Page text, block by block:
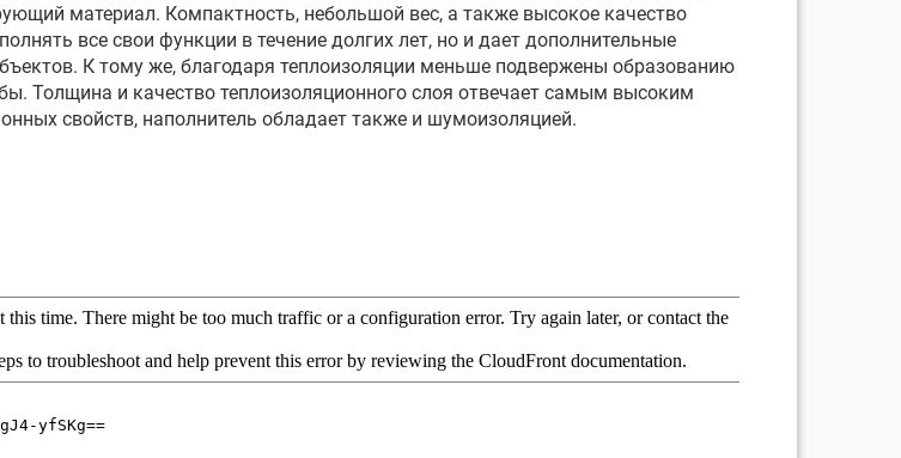
материал. Компактность, небольшой вес, а также высокое качество
все свои функции в течение долгих лет, но и дает дополнительные
К тому же, благодаря теплоизоляции меньше подвержены образованию
Толщина и качество теплоизоляционного слоя отвечает самым высоким
свойств, наполнитель обладает также и шумоизоляцией.